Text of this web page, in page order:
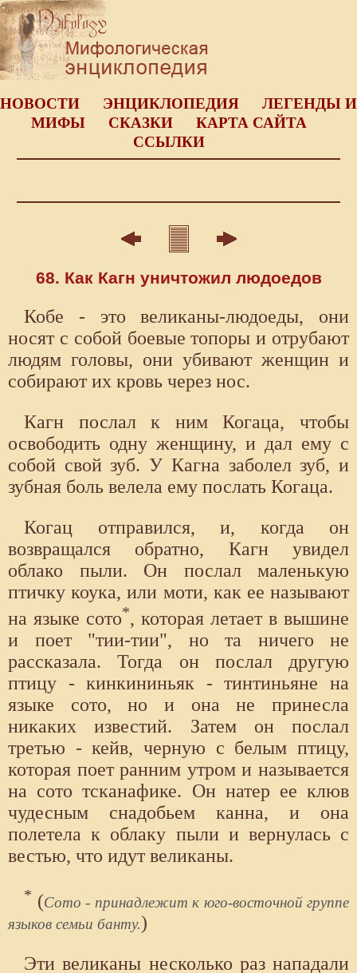
НОВОСТИ ЭНЦИКЛОПЕДИЯ
ЛЕГЕНДЫ И
МИФЫ
СКАЗКИ
КАРТА САЙТА
ССЫЛКИ
68. Как Кагн уничтожил людоедов
Кобе - это великаны-людоеды, они
носят с собой боевые топоры и отрубают
людям головы, они убивают женщин и
собирают их кровь через нос.
Кагн послал к ним Когаца, чтобы
освободить одну женщину, и дал ему с
собой свой зуб. У Кагна заболел зуб, и
зубная боль велела ему послать Когаца.
Когац отправился, и, когда он
возвращался обратно, Кагн увидел
облако пыли. Он послал маленькую
птичку коука, или моти, как ее называют
на языке сото*, которая летает в вышине
и поет "тии-тии", но та ничего не
рассказала. Тогда он послал другую
птицу - кинкининьяк - тинтиньяне на
языке сото, но и она не принесла
никаких известий. Затем он послал
третью - кейв, черную с белым птицу,
которая поет ранним утром и называется
на сото тсканафике. Он натер ее клюв
чудесным снадобьем канна, и она
полетела к облаку пыли и вернулась с
вестью, что идут великаны.
* (Сото - принадлежит к юго-восточной группе
языков семьи банту.)
Эти великаны несколько раз нападали